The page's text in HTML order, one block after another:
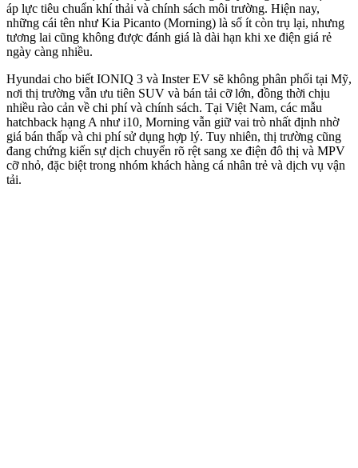
áp lực tiêu chuẩn khí thải và chính sách môi trường. Hiện nay,
những cái tên như Kia Picanto (Morning) là số ít còn trụ lại, nhưng
tương lai cũng không được đánh giá là dài hạn khi xe điện giá rẻ
ngày càng nhiều.
Hyundai cho biết IONIQ 3 và Inster EV sẽ không phân phối tại Mỹ,
nơi thị trường vẫn ưu tiên SUV và bán tải cỡ lớn, đồng thời chịu
nhiều rào cản về chi phí và chính sách. Tại Việt Nam, các mẫu
hatchback hạng A như i10, Morning vẫn giữ vai trò nhất định nhờ
giá bán thấp và chi phí sử dụng hợp lý. Tuy nhiên, thị trường cũng
đang chứng kiến sự dịch chuyển rõ rệt sang xe điện đô thị và MPV
cỡ nhỏ, đặc biệt trong nhóm khách hàng cá nhân trẻ và dịch vụ vận
tải.